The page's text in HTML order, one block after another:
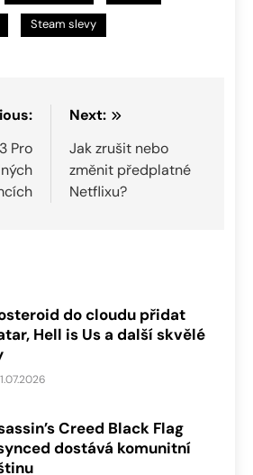
Steam slevy
Pro
Next:
Jak zrušit nebo
změnit předplatné
Netflixu?
do cloudu přidat
Hell is Us a další skvělé
Creed Black Flag
dostává komunitní